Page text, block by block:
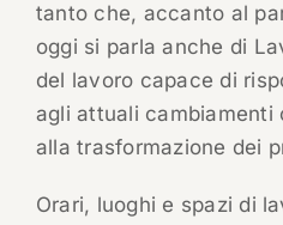
tanto che, accanto al
oggi si parla anche di
del lavoro capace di
agli attuali cambiamenti
alla trasformazione dei
Orari, luoghi e spazi di